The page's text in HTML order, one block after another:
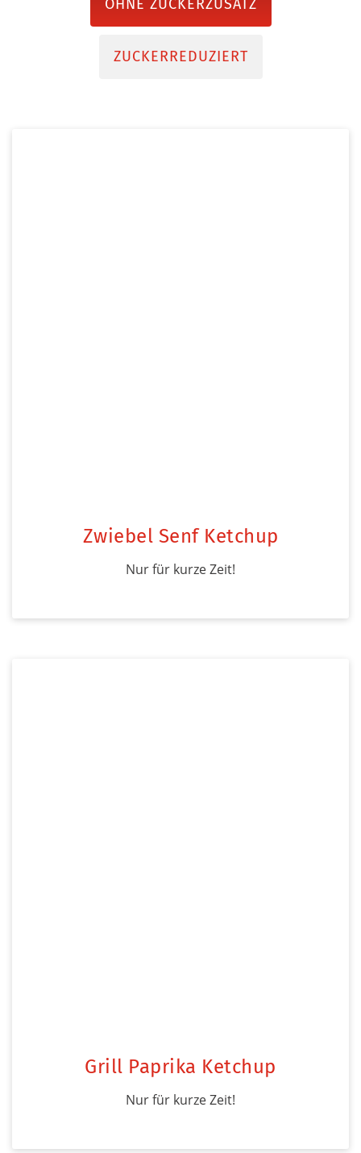
OHNE ZUCKERZUSATZ
ZUCKERREDUZIERT
Zwiebel Senf Ketchup
Nur für kurze Zeit!
Grill Paprika Ketchup
Nur für kurze Zeit!